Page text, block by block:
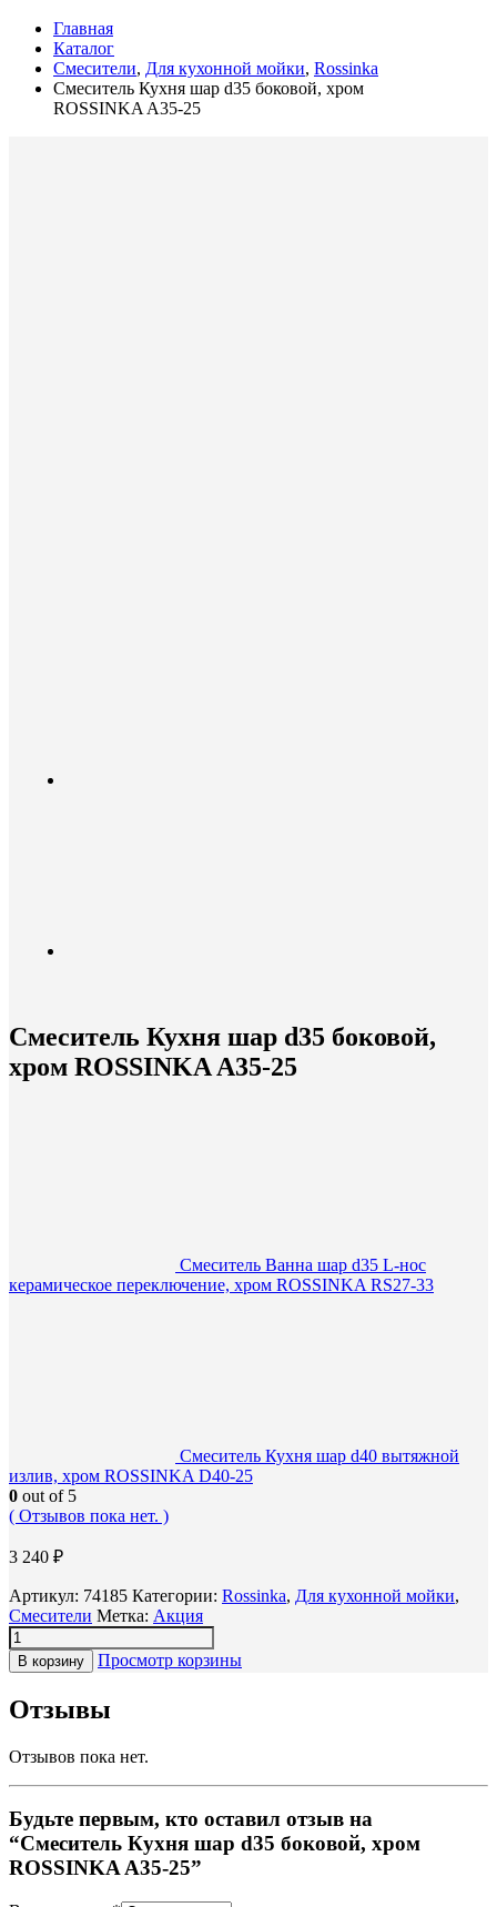
Главная
Каталог
Смесители, Для кухонной мойки, Rossinka
Смеситель Кухня шар d35 боковой, хром
ROSSINKA A35-25
Смеситель Кухня шар d35 боковой,
хром ROSSINKA A35-25
Смеситель Ванна шар d35 L-нос
керамическое переключение, хром ROSSINKA RS27-33
Смеситель Кухня шар d40 вытяжной
излив, хром ROSSINKA D40-25
0 out of 5
( Отзывов пока нет. )
3 240 ₽
Артикул: 74185 Категории: Rossinka, Для кухонной мойки,
Смесители Метка: Акция
В корзину Просмотр корзины
Отзывы
Отзывов пока нет.
Будьте первым, кто оставил отзыв на
“Смеситель Кухня шар d35 боковой, хром
ROSSINKA A35-25”